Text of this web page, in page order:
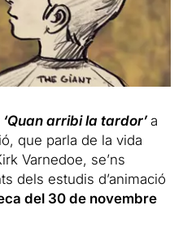
‘Quan arribi la tardor’a
que parla de la vida
Varnedoe, se’ns
dels estudis d’animació
del 30 de novembre